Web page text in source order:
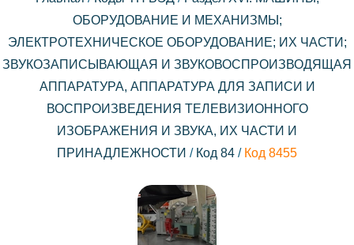
ОБОРУДОВАНИЕ И МЕХАНИЗМЫ;
ЭЛЕКТРОТЕХНИЧЕСКОЕ ОБОРУДОВАНИЕ; ИХ ЧАСТИ;
ЗВУКОЗАПИСЫВАЮЩАЯ И ЗВУКОВОСПРОИЗВОДЯЩАЯ
АППАРАТУРА, АППАРАТУРА ДЛЯ ЗАПИСИ И
ВОСПРОИЗВЕДЕНИЯ ТЕЛЕВИЗИОННОГО
ИЗОБРАЖЕНИЯ И ЗВУКА, ИХ ЧАСТИ И
ПРИНАДЛЕЖНОСТИ / Код 84 / Код 8455